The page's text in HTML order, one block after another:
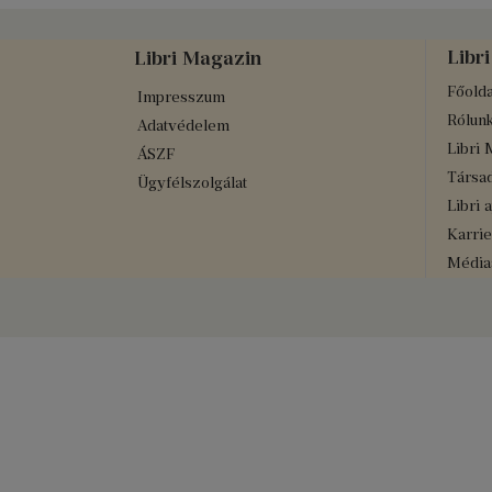
Libri Magazin
Impresszum
Adatvédelem
ÁSZF
Ügyfélszolgálat
Libri
Libri
Libri